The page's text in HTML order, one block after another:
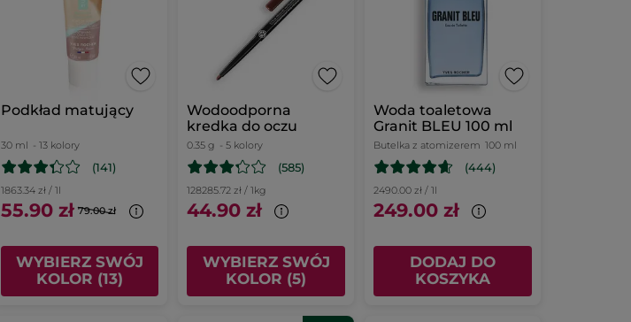
Podkład matujący
30 ml - 13 kolory
(141)
1863.34 zł / 1l
55.90 zł 79.00 zł
WYBIERZ SWÓJ
KOLOR (13)
Wodoodporna
kredka do oczu
0.35 g - 5 kolory
(585)
128285.72 zł / 1kg
44.90 zł
WYBIERZ SWÓJ
KOLOR (5)
Woda toaletowa
Granit BLEU 100 ml
Butelka z atomizerem 100 ml
(444)
2490.00 zł / 1l
249.00 zł
DODAJ DO
KOSZYKA